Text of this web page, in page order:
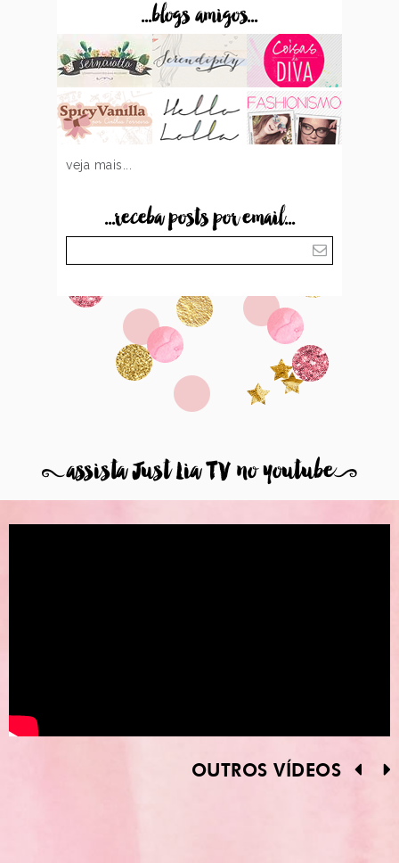
...blogs amigos...
veja mais...
...receba posts por email...
8assista Just Lia TV no youtube9
OUTROS VÍDEOS